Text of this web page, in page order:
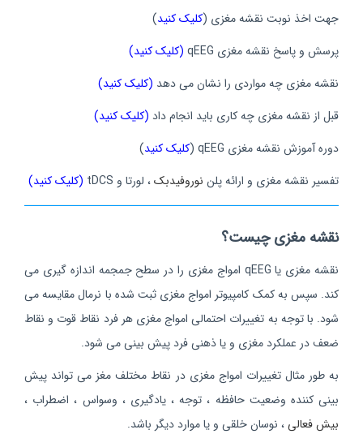
جهت اخذ نوبت نقشه مغزی (کلیک کنید)
پرسش و پاسخ نقشه مغزی qEEG
(کلیک کنید)
نقشه مغزی چه مواردی را نشان می دهد (کلیک کنید)
قبل از نقشه مغزی چه کاری باید انجام داد (کلیک کنید)
دوره آموزش نقشه مغزی qEEG (
کلیک کنید)
تفسیر نقشه مغزی و ارائه پلن نوروفیدبک، لورتا و tDCS (کلیک کنید)
نقشه مغزی چیست؟
نقشه مغزی یا qEEG امواج مغزی را در سطح جمجمه اندازه گیری می
کند. سپس به کمک کامپیوتر امواج مغزی ثبت شده با نرمال مقایسه می
شود. با توجه به تغییرات احتمالی امواج مغزی هر فرد نقاط قوت و نقاط
ضعف در عملکرد مغزی و یا ذهنی فرد پیش بینی می شود.
به طور مثال تغییرات امواج مغزی در نقاط مختلف مغز می تواند پیش
بینی کننده وضعیت حافظه ، توجه ، یادگیری ، وسواس ، اضطراب ،
بیش فعالی، نوسان خلقی و یا موارد دیگر باشد.